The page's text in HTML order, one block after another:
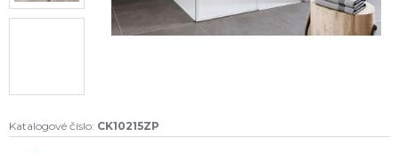
Katalogové číslo: CK10215ZP